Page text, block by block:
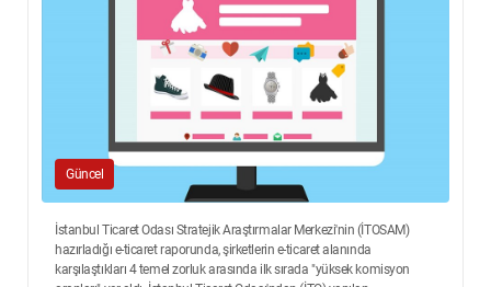
Güncel
İstanbul Ticaret Odası Stratejik Araştırmalar Merkezi'nin (İTOSAM)
hazırladığı e-ticaret raporunda, şirketlerin e-ticaret alanında
karşılaştıkları 4 temel zorluk arasında ilk sırada "yüksek komisyon